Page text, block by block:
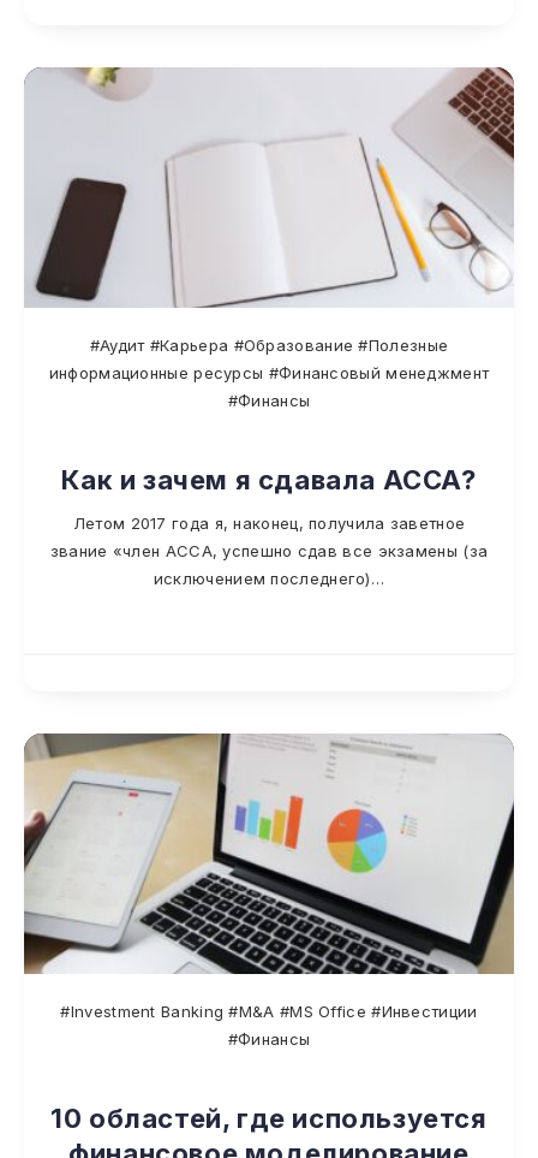
#Аудит #Карьера #Образование #Полезные
информационные ресурсы #Финансовый менеджмент
#Финансы
Как и зачем я сдавала ACCA?
Летом 2017 года я, наконец, получила заветное
звание «член ACCA, успешно сдав все экзамены (за
исключением последнего)…
#Investment Banking #M&A #MS Office #Инвестиции
#Финансы
10 областей, где используется